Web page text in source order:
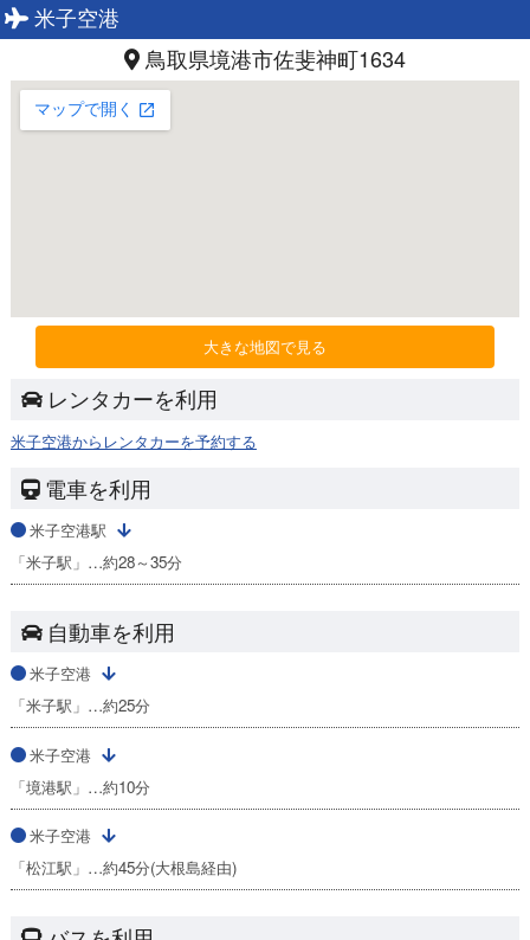
米子空港
鳥取県境港市佐斐神町1634
大きな地図で見る
レンタカーを利用
米子空港からレンタカーを予約する
電車を利用
米子空港駅
「米子駅」…約28～35分
自動車を利用
米子空港
「米子駅」…約25分
米子空港
「境港駅」…約10分
米子空港
「松江駅」…約45分(大根島経由)